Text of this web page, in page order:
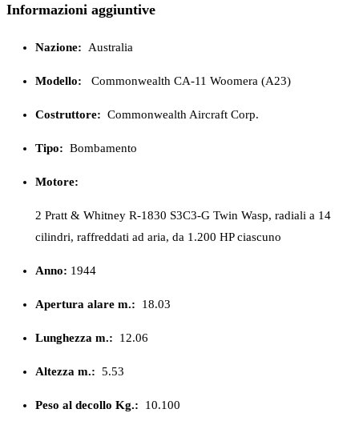
Informazioni aggiuntive
Nazione: Australia
Modello: Commonwealth CA-11 Woomera (A23)
Costruttore: Commonwealth Aircraft Corp.
Tipo: Bombamento
Motore:
2 Pratt & Whitney R-1830 S3C3-G Twin Wasp, radiali a 14
cilindri, raffreddati ad aria, da 1.200 HP ciascuno
Anno: 1944
Apertura alare m.: 18.03
Lunghezza m.: 12.06
Altezza m.: 5.53
Peso al decollo Kg.: 10.100